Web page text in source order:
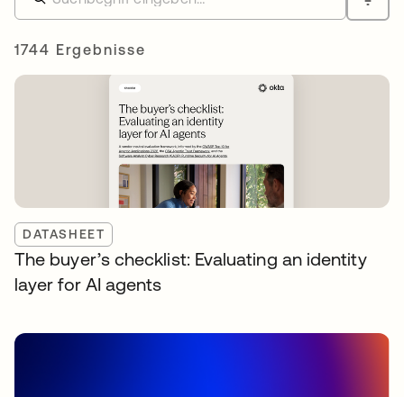
1744 Ergebnisse
DATASHEET
The buyer’s checklist: Evaluating an identity
layer for AI agents